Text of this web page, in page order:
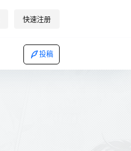
快速注册
投稿